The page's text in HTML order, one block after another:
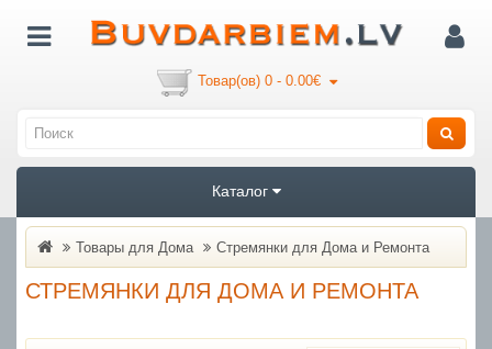
Товар(ов) 0 - 0.00€
Каталог
Товары для Дома Стремянки для Дома и Ремонта
СТРЕМЯНКИ ДЛЯ ДОМА И РЕМОНТА